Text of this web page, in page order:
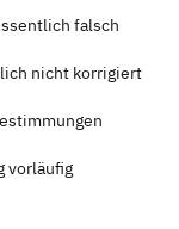
falsch
nicht korrigiert
vorläufig